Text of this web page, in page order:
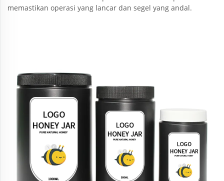
memastikan operasi yang lancar dan segel yang andal.